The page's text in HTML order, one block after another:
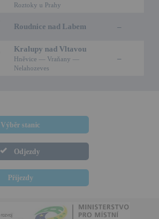
Roztoky u Prahy
Roudnice nad Labem –
Kralupy nad Vltavou
Hněvice — Vraňany —
Nelahozeves
–
Výběr stanic
Odjezdy
Příjezdy